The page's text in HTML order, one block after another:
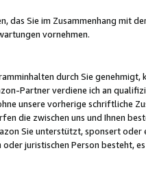
das Sie im Zusammenhang mit
vornehmen.
durch Sie genehmigt,
Partner verdiene ich an
unsere vorherige schriftliche
die zwischen uns und Ihnen
Sie unterstützt, sponsert oder
juristischen Person besteht,